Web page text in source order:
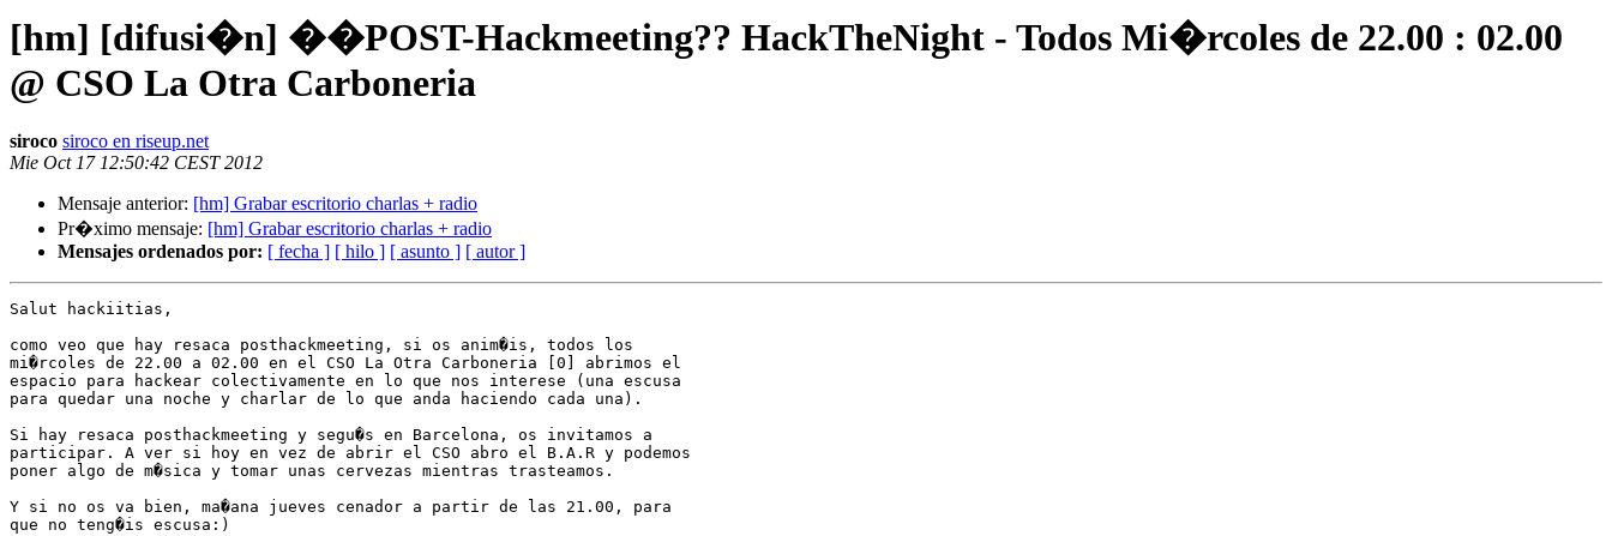
[hm] [difusi�n] ��POST-Hackmeeting?? HackTheNight - Todos Mi�rcoles de 22.00 : 02.00
@ CSO La Otra Carboneria
siroco siroco en riseup.net
Mie Oct 17 12:50:42 CEST 2012
Mensaje anterior: [hm] Grabar escritorio charlas + radio
Pr�ximo mensaje: [hm] Grabar escritorio charlas + radio
Mensajes ordenados por: [ fecha ] [ hilo ] [ asunto ] [ autor ]
Salut hackiitias,
como veo que hay resaca posthackmeeting, si os anim�is, todos los
mi�rcoles de 22.00 a 02.00 en el CSO La Otra Carboneria [0] abrimos el
espacio para hackear colectivamente en lo que nos interese (una escusa
para quedar una noche y charlar de lo que anda haciendo cada una).
Si hay resaca posthackmeeting y segu�s en Barcelona, os invitamos a
participar. A ver si hoy en vez de abrir el CSO abro el B.A.R y podemos
poner algo de m�sica y tomar unas cervezas mientras trasteamos.
Y si no os va bien, ma�ana jueves cenador a partir de las 21.00, para
que no teng�is escusa:)